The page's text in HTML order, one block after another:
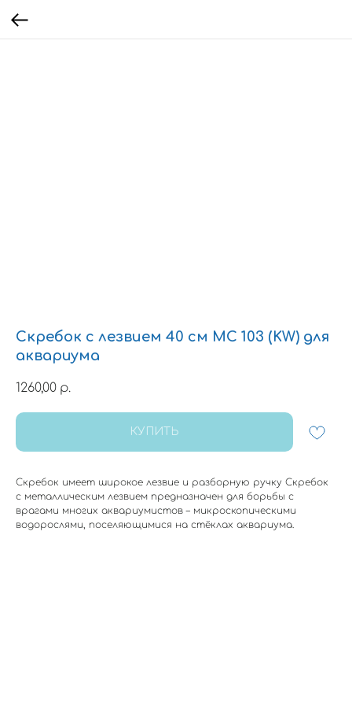
Скребок с лезвием 40 см MC 103 (KW) для
аквариума
1260,00 р.
КУПИТЬ
Скребок имеет широкое лезвие и разборную ручку Скребок
с металлическим лезвием предназначен для борьбы с
врагами многих аквариумистов – микроскопическими
водорослями, поселяющимися на стёклах аквариума.